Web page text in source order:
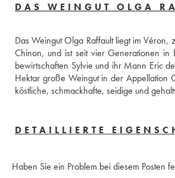
DAS WEINGUT OLGA
Das Weingut Olga Raffault liegt im Véron,
Chinon, und ist seit vier Generationen in
bewirtschaften Sylvie und ihr Mann Eric
Hektar große Weingut in der Appellation
DETAILLIERTE
Haben Sie ein Problem bei diesem Posten